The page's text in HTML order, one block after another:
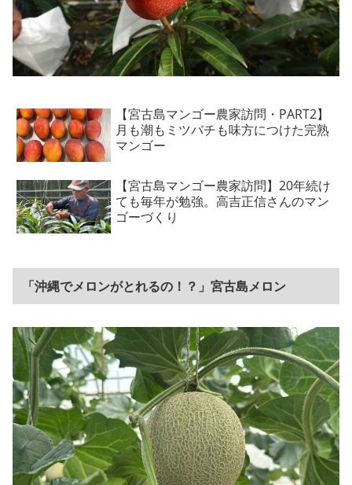
【宮古島マンゴー農家訪問・PART2】
月も潮もミツバチも味方につけた完熟
マンゴー
【宮古島マンゴー農家訪問】20年続け
ても毎年が勉強。高吉正信さんのマン
ゴーづくり
「沖縄でメロンがとれるの！？」宮古島メロン